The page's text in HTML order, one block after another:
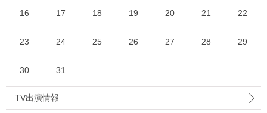
16 17 18 19 20 21 22
23 24 25 26 27 28 29
30 31
TV出演情報